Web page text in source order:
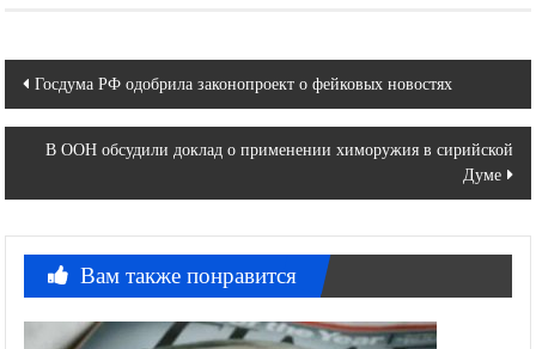
Навигация
по
записям
Госдума РФ одобрила законопроект о фейковых новостях
В ООН обсудили доклад о применении химоружия в сирийской
Думе
Вам также понравится